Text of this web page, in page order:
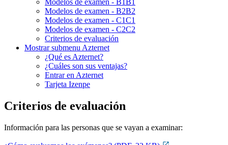
Modelos de examen - B1B1
Modelos de examen - B2B2
Modelos de examen - C1C1
Modelos de examen - C2C2
Criterios de evaluación
Mostrar submenu Azternet
¿Qué es Azternet?
¿Cuáles son sus ventajas?
Entrar en Azternet
Tarjeta Izenpe
Criterios de evaluación
Información para las personas que se vayan a examinar: